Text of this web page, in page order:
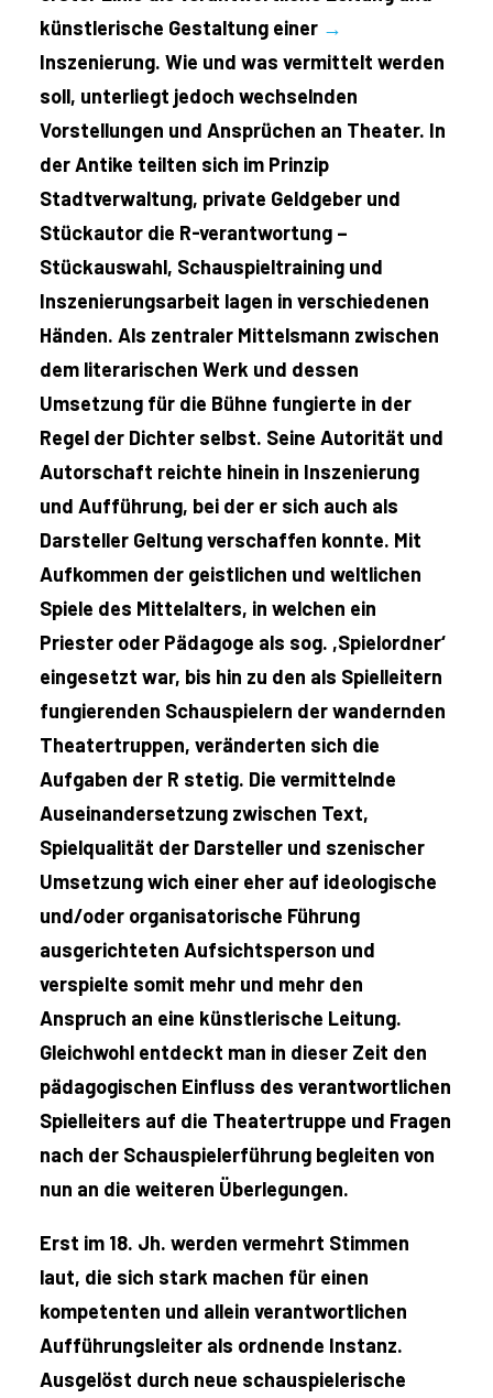
künstlerische Gestaltung einer →
Inszenierung. Wie und was vermittelt werden
soll, unterliegt jedoch wechselnden
Vorstellungen und Ansprüchen an Theater. In
der Antike teilten sich im Prinzip
Stadtverwaltung, private Geldgeber und
Stückautor die R-verantwortung –
Stückauswahl, Schauspieltraining und
Inszenierungsarbeit lagen in verschiedenen
Händen. Als zentraler Mittelsmann zwischen
dem literarischen Werk und dessen
Umsetzung für die Bühne fungierte in der
Regel der Dichter selbst. Seine Autorität und
Autorschaft reichte hinein in Inszenierung
und Aufführung, bei der er sich auch als
Darsteller Geltung verschaffen konnte. Mit
Aufkommen der geistlichen und weltlichen
Spiele des Mittelalters, in welchen ein
Priester oder Pädagoge als sog. ,Spielordner‘
eingesetzt war, bis hin zu den als Spielleitern
fungierenden Schauspielern der wandernden
Theatertruppen, veränderten sich die
Aufgaben der R stetig. Die vermittelnde
Auseinandersetzung zwischen Text,
Spielqualität der Darsteller und szenischer
Umsetzung wich einer eher auf ideologische
und/oder organisatorische Führung
ausgerichteten Aufsichtsperson und
verspielte somit mehr und mehr den
Anspruch an eine künstlerische Leitung.
Gleichwohl entdeckt man in dieser Zeit den
pädagogischen Einfluss des verantwortlichen
Spielleiters auf die Theatertruppe und Fragen
nach der Schauspielerführung begleiten von
nun an die weiteren Überlegungen.
Erst im 18. Jh. werden vermehrt Stimmen
laut, die sich stark machen für einen
kompetenten und allein verantwortlichen
Aufführungsleiter als ordnende Instanz.
Ausgelöst durch neue schauspielerische